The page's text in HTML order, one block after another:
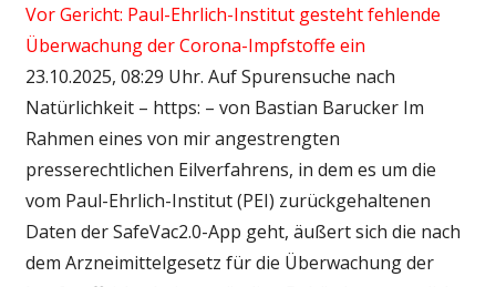
Vor Gericht: Paul-Ehrlich-Institut gesteht fehlende
Überwachung der Corona-Impfstoffe ein
23.10.2025, 08:29 Uhr. Auf Spurensuche nach
Natürlichkeit – https: – von Bastian Barucker Im
Rahmen eines von mir angestrengten
presserechtlichen Eilverfahrens, in dem es um die
vom Paul-Ehrlich-Institut (PEI) zurückgehaltenen
Daten der SafeVac2.0-App geht, äußert sich die nach
dem Arzneimittelgesetz für die Überwachung der